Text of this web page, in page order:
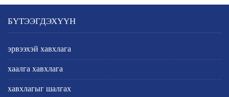
БҮТЭЭГДЭХҮҮН
эрвээхэй хавхлага
хаалга хавхлага
хавхлагыг шалгах